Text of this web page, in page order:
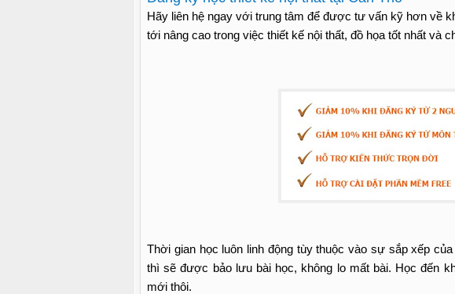
Hãy liên hệ ngay với trung tâm để được tư vấn kỹ hơn về
tới nâng cao trong việc thiết kế nội thất, đồ họa tốt nhất và
Thời gian học luôn linh động tùy thuộc vào sự sắp xếp
thì sẽ được bảo lưu bài học, không lo mất bài. Học đến
mới thôi.